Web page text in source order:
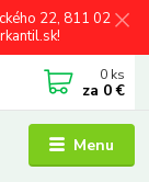
22, 811 02
Menu
0 ks
za 0 €